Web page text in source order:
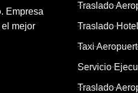
. Empresa
el mejor
Traslado
Traslado
Taxi
Servicio
Traslado